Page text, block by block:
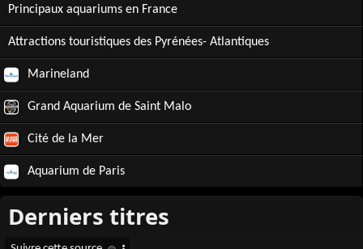
Principaux aquariums en France
Attractions touristiques des Pyrénées- Atlantiques
Marineland
Grand Aquarium de Saint Malo
Cité de la Mer
Aquarium de Paris